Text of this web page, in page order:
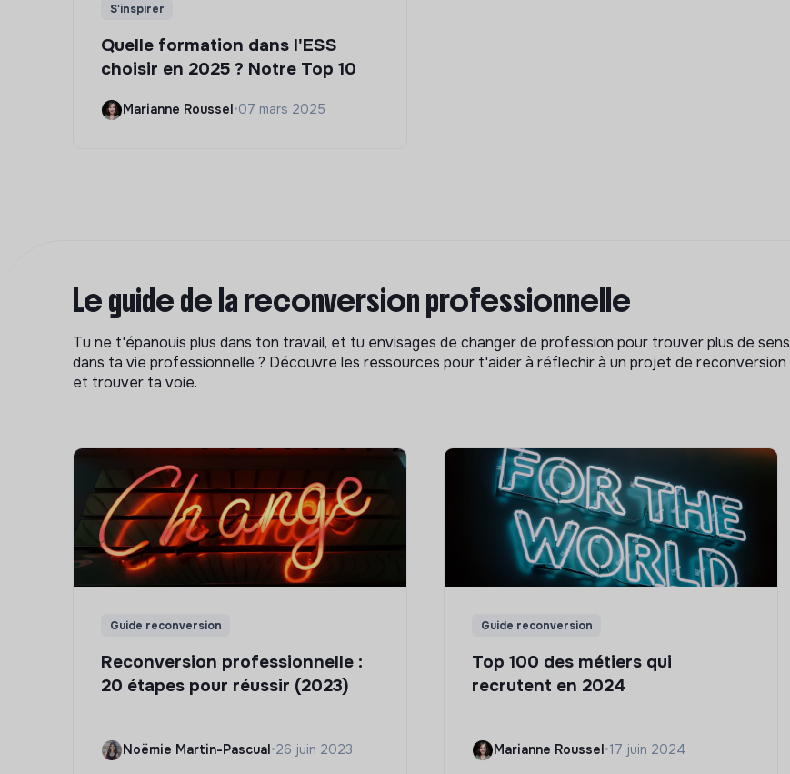
S'inspirer
Quelle formation dans l'ESS
choisir en 2025 ? Notre Top 10
Marianne Roussel •07 mars 2025
Le guide de la reconversion professionnelle
Tu ne t'épanouis plus dans ton travail, et tu envisages de changer de profession pour trouver plus de sens
dans ta vie professionnelle ? Découvre les ressources pour t'aider à réflechir à un projet de reconversion
et trouver ta voie.
Guide reconversion
Reconversion professionnelle :
20 étapes pour réussir (2023)
Noëmie Martin-Pascual•26 juin 2023
Guide reconversion
Top 100 des métiers qui
recrutent en 2024
Marianne Roussel•17 juin 2024